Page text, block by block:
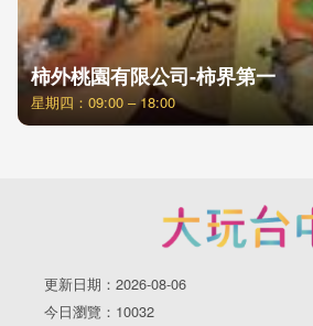
柿外桃園有限公司-柿界第一
星期四：09:00 – 18:00
更新日期：2026-08-06
今日瀏覽：10032